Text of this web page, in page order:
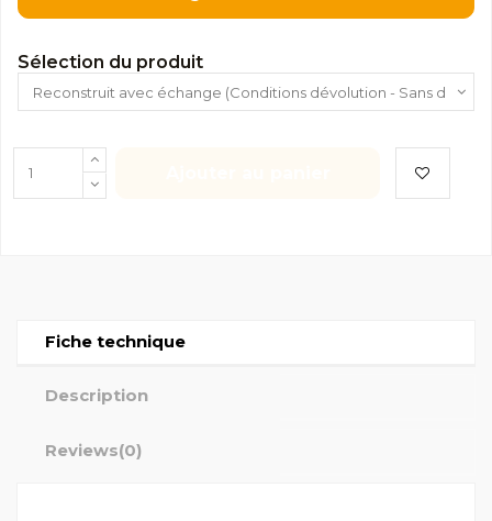
Sélection du produit
Fiche technique
Description
Reviews(0)